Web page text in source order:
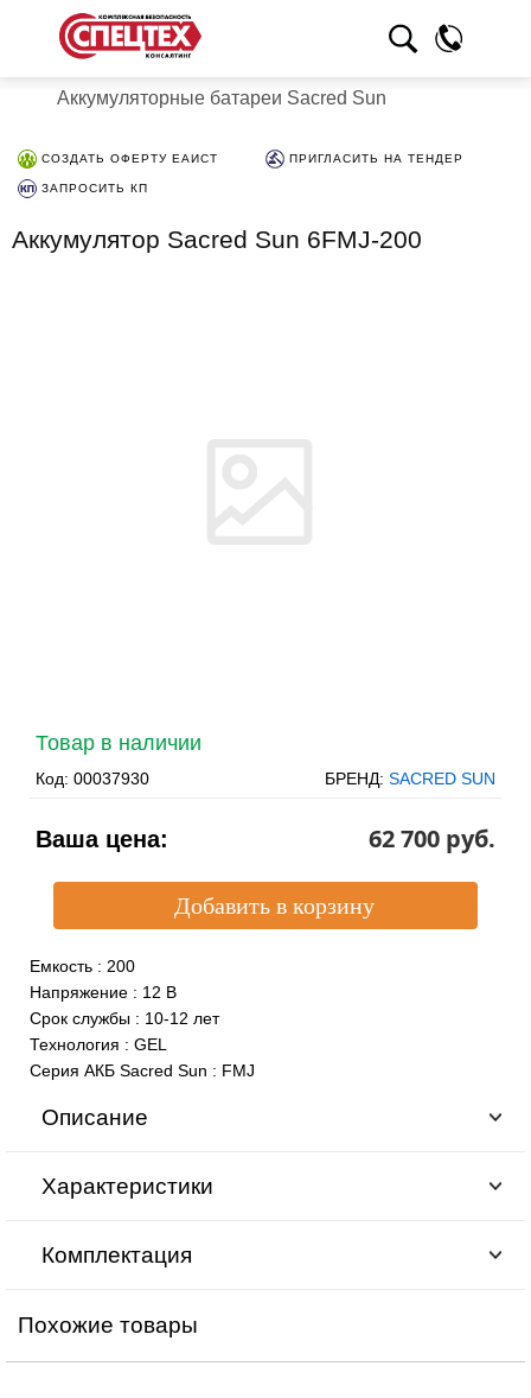
Аккумуляторные батареи Sacred Sun
СОЗДАТЬ ОФЕРТУ ЕАИСТ ПРИГЛАСИТЬ НА ТЕНДЕР
ЗАПРОСИТЬ КП
Аккумулятор Sacred Sun 6FMJ-200
Товар в наличии
Код: 00037930 БРЕНД: SACRED SUN
Ваша цена: 62 700 pуб.
Емкость : 200
Напряжение : 12 В
Срок службы : 10-12 лет
Технология : GEL
Серия АКБ Sacred Sun : FMJ
Описание
Характеристики
Комплектация
Похожие товары